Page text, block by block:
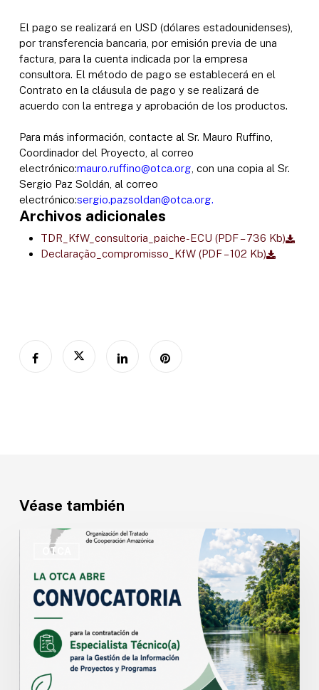
El pago se realizará en USD (dólares estadounidenses),
por transferencia bancaria, por emisión previa de una
factura, para la cuenta indicada por la empresa
consultora. El método de pago se establecerá en el
Contrato en la cláusula de pago y se realizará de
acuerdo con la entrega y aprobación de los productos.
Para más información, contacte al Sr. Mauro Ruffino,
Coordinador del Proyecto, al correo
electrónico:mauro.ruffino@otca.org , con una copia al Sr.
Sergio Paz Soldán, al correo
electrónico:sergio.pazsoldan@otca.org.
Archivos adicionales
TDR_KfW_consultoria_paiche-ECU (PDF – 736 Kb)
Declaração_compromisso_KfW (PDF – 102 Kb)
Véase también
OTCA
para
Especialista
Gestión